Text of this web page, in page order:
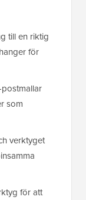
till en riktig
för
som
verktyget
för att